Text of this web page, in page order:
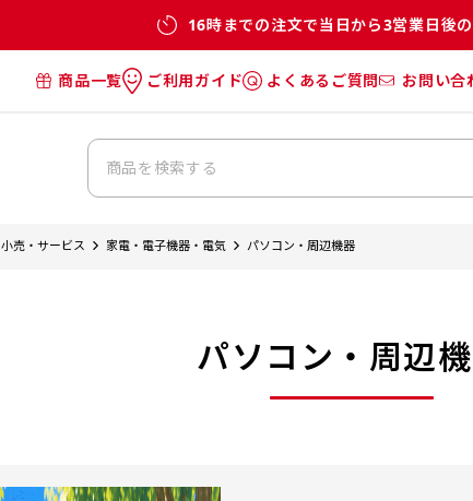
16時までの注文で当日から3営業日後
商品一覧
オリジナルのぼり
オリジナルタオル
横断幕・懸垂幕
ご利用ガイド
のぼりのご利用ガイド
Tシャツのご利用ガイド
よくあるご質問
のぼりのよくあるご質問
お問い合
小売・サービス 家電・電子機器・電気 パソコン・周辺機器
パソコン・周辺